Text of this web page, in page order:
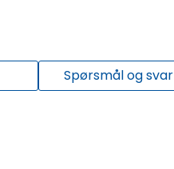
Spørsmål og svar